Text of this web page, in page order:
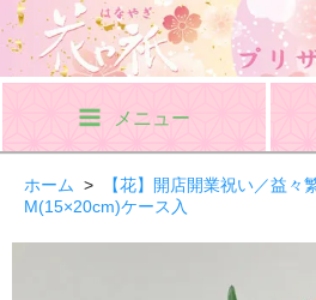
メニュー
ホーム > 【花】開店開業祝い／益
M(15×20cm)ケース入